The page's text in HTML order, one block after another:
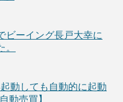
ビーイング長戸大幸に
動しても自動的に起動
動売買】